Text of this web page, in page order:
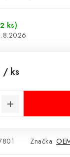
ks)
/ ks
Značka: